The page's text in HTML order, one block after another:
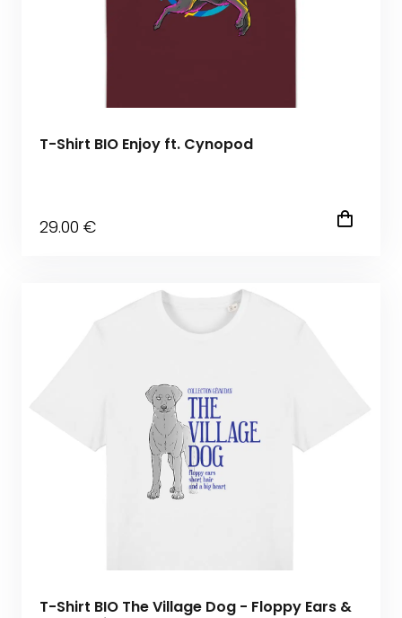
T-Shirt BIO Enjoy ft. Cynopod
29.00 €
T-Shirt BIO The Village Dog - Floppy Ears &